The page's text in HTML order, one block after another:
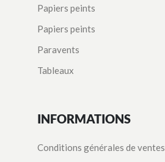
Papiers peints
Papiers peints
Paravents
Tableaux
INFORMATIONS
Conditions générales de ventes